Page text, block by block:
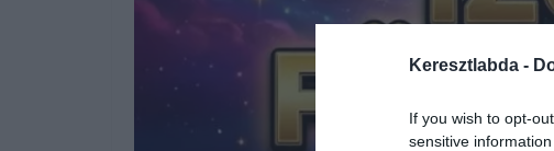
Keresztlabda -
If you wish to opt-
sensitive